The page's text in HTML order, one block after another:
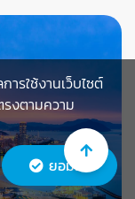
ารใช้งานเว็บไซต์
งตามความ
ยอมรับ